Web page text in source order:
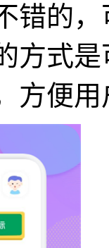
错的
方式
方便